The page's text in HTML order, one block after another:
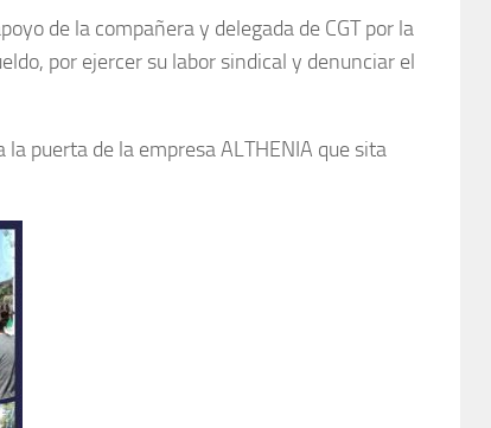
de la compañera y delegada de CGT por la
por ejercer su labor sindical y denunciar el
puerta de la empresa ALTHENIA que sita